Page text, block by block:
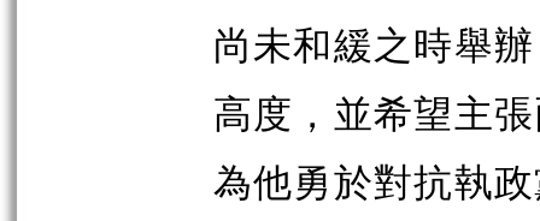
尚未和緩之時舉
高度，並希望主
為他勇於對抗執